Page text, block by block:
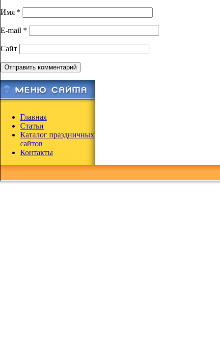
Имя *
E-mail *
Сайт
Главная
Статьи
Каталог праздничных
сайтов
Контакты